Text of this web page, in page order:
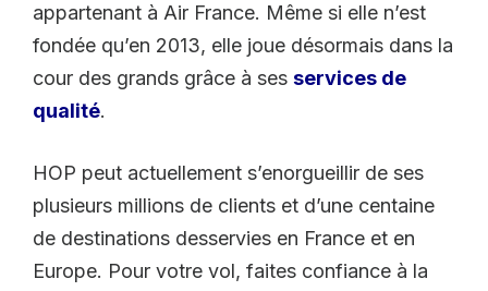
appartenant à Air France. Même si elle n’est
fondée qu’en 2013, elle joue désormais dans la
cour des grands grâce à ses services de
qualité.
HOP peut actuellement s’enorgueillir de ses
plusieurs millions de clients et d’une centaine
de destinations desservies en France et en
Europe. Pour votre vol, faites confiance à la